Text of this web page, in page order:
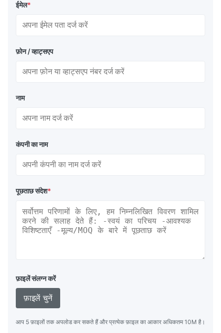
ईमेल*
फ़ोन / व्हाट्सएप
नाम
कंपनी का नाम
पूछताछ संदेश*
फ़ाइलें संलग्न करें
फ़ाइलें चुनें
आप 5 फ़ाइलों तक अपलोड कर सकते हैं और प्रत्येक फ़ाइल का आकार अधिकतम 10M है।